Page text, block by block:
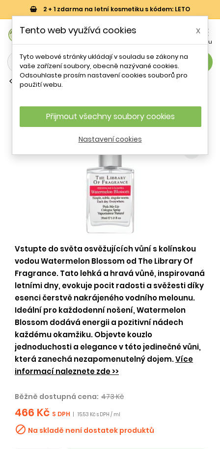
2 + 1 zdarma na letní kosmetiku s kódem: LETO

Menu
search
Kolínské vody (EDC)
Blossom EDC U 30 ml
Vstupte do světa osvěžujících vůní s kolínskou
vodou Watermelon Blossom od The Library Of
Fragrance. Tato lehká a hravá vůně, inspirovaná
letními dny, evokuje pocit radosti a svěžesti díky
esenci čerstvě nakrájeného vodního melounu.
Ideální pro každodenní nošení, Watermelon
Blossom dodává energii a pozitivní nádech
každému okamžiku. Objevte kouzlo
jednoduchosti a elegance v této jedinečné vůni,
která zanechá nezapomenutelný dojem.Více
informací naleznete zde >>
Běžně dostupná cena: 473 Kč
466 Kč S DPH 15.53 Kč s DPH / ml
 Na skladě není dostatek produktů
Tento web využívá cookies x
Tyto webové stránky ukládají v souladu se zákony na
vaše zařízení soubory, obecně nazývané cookies.
Odsouhlaste prosím nastavení cookies souborů pro
použití webu.
Přijmout všechny soubory cookies
Nastavení cookies